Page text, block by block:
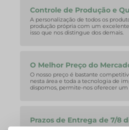
Controle de Produção e
A personalização de todos os
produção própria com um
isso que nos distingue dos demais.
O Melhor Preço do
O nosso preço é bastante
nesta área e toda a tecnologia de
dispomos, permite-nos oferecer
Prazos de Entrega de 7/8